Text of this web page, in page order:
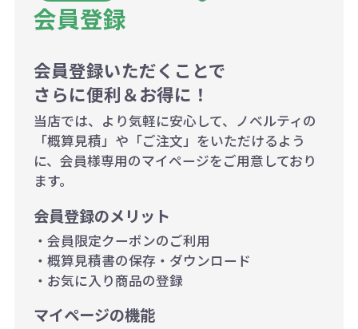
500個~999個の場合：35円（1個
1,000個以上：28円（1個当た
り）
会員登録
会員登録いただくことで
さらに便利＆お得に！
当店では、より気軽に安心して、ノベルティの
「概算見積」や「ご注文」をいただけるよう
に、会員様専用のマイページをご用意しており
ます。
会員登録のメリット
・会員限定クーポンのご利用
・概算見積書の保存・ダウンロード
・お気に入り商品の登録
マイページの機能